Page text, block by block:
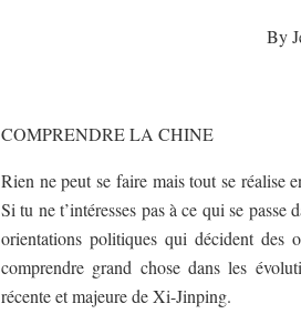
By
COMPRENDRE LA CHINE
Rien ne peut se faire mais tout se réalise
Si tu ne t’intéresses pas à ce qui se passe
orientations politiques qui décident des
comprendre grand chose dans les
récente et majeure de Xi-Jinping.